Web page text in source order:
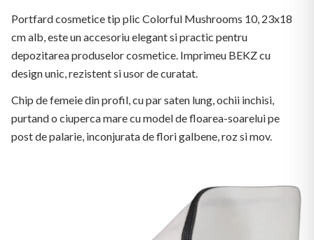
Portfard cosmetice tip plic Colorful Mushrooms 10, 23x18
cm alb, este un accesoriu elegant si practic pentru
depozitarea produselor cosmetice. Imprimeu BEKZ cu
design unic, rezistent si usor de curatat.
Chip de femeie din profil, cu par saten lung, ochii inchisi,
purtand o ciuperca mare cu model de floarea-soarelui pe
post de palarie, inconjurata de flori galbene, roz si mov.